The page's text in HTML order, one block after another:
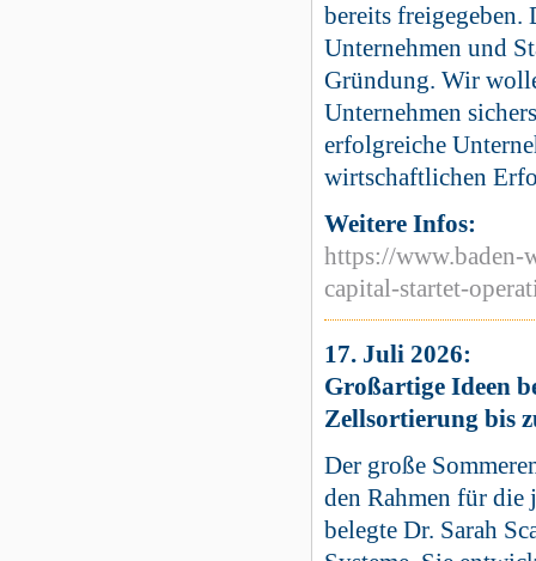
bereits freigegeben.
Unternehmen und
Gründung. Wir
Unternehmen
erfolgreiche
wirtschaftlichen
Weitere Infos:
https://www.baden-
capital-startet-
17. Juli 2026:
Großartige Ideen
Zellsortierung bis
Der große
den Rahmen für die
belegte Dr. Sarah